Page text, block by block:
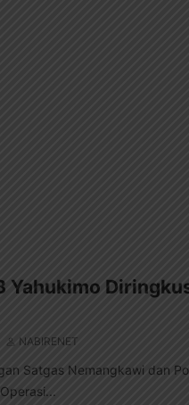
Yahukimo
NABIRENET
Satgas Nemangkawi dan